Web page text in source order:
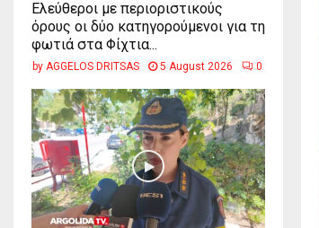
Ελεύθεροι με περιοριστικούς
όρους οι δύο κατηγορούμενοι για τη
φωτιά στα Φίχτια...
by AGGELOS DRITSAS 5 August 2026 0